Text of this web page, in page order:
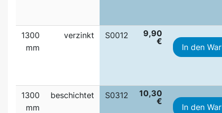
1300
mm
verzinkt S0012
9,90
€
In den
1300
mm
beschichtet S0312
10,30
€
In den